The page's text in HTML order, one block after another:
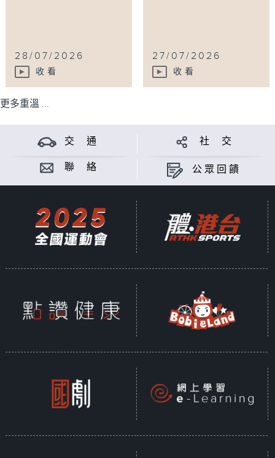
28/07/2026
收看
27/07/2026
收看
更多重溫 ...
交 通 社 交
聯 絡 公眾回饋